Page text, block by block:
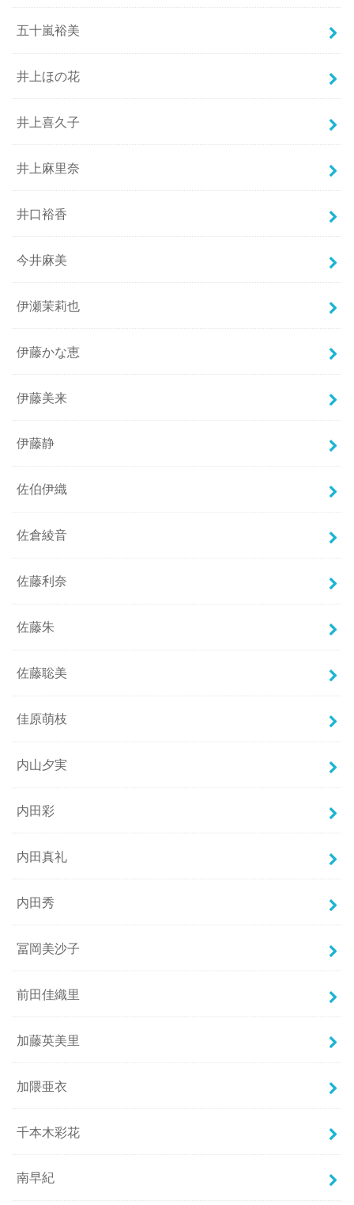
五十嵐裕美
井上ほの花
井上喜久子
井上麻里奈
井口裕香
今井麻美
伊瀬茉莉也
伊藤かな恵
伊藤美来
伊藤静
佐伯伊織
佐倉綾音
佐藤利奈
佐藤朱
佐藤聡美
佳原萌枝
内山夕実
内田彩
内田真礼
内田秀
冨岡美沙子
前田佳織里
加藤英美里
加隈亜衣
千本木彩花
南早紀